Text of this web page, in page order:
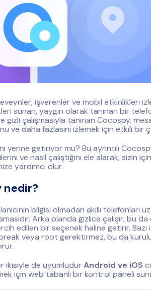
işverenler ve mobil etkinlikleri
sunan, yaygın olarak tanınan bir
gizli çalışmasıyla tanınan Cocospy,
ve daha fazlasını izlemek için etkili bir
yerine getiriyor mu? Bu ayrıntılı
ve nasıl çalıştığını ele alarak, sizin
yardımcı olur.
nedir?
bilgisi olmadan akıllı telefonları
Arka planda gizlice çalışır, bu
edilen bir seçenek haline getirir. Bazı
veya root gerektirmez, bu da
ikisiyle de uyumludurAndroid ve iOS
için web tabanlı bir kontrol paneli